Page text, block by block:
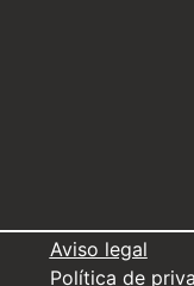
Aviso legal
Política de